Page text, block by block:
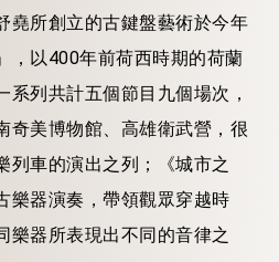
堯所創立的古鍵盤藝術於今年
，以400年前荷西時期的荷蘭
系列共計五個節目九個場次，
奇美博物館、高雄衛武營，很
列車的演出之列；《城市之
樂器演奏，帶領觀眾穿越時
樂器所表現出不同的音律之